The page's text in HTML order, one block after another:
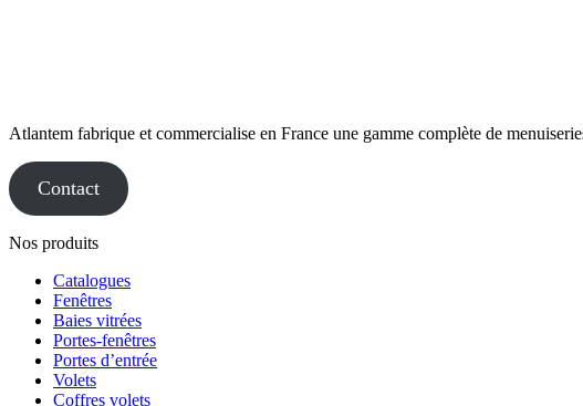
Atlantem fabrique et commercialise en France une gamme complète de
Contact
Nos produits
Catalogues
Fenêtres
Baies vitrées
Portes-fenêtres
Portes d’entrée
Volets
Coffres volets